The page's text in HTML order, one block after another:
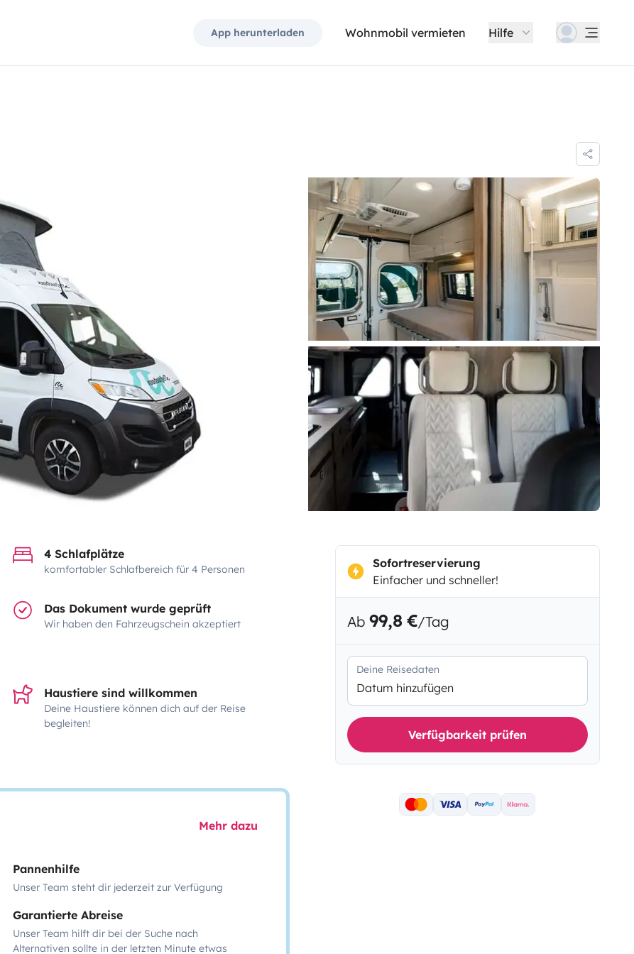
App herunterladen Wohnmobil vermieten Hilfe
4 Schlafplätze
komfortabler Schlafbereich für 4 Personen
Das Dokument wurde geprüft
Wir haben den Fahrzeugschein akzeptiert
Haustiere sind willkommen
Deine Haustiere können dich auf der Reise
begleiten!
Mehr dazu
Pannenhilfe
Unser Team steht dir jederzeit zur Verfügung
Garantierte Abreise
Unser Team hilft dir bei der Suche nach
Alternativen sollte in der letzten Minute etwas
Sofortreservierung
Einfacher und schneller!
Ab 99,8 €/Tag
Deine Reisedaten
Datum hinzufügen
Verfügbarkeit prüfen